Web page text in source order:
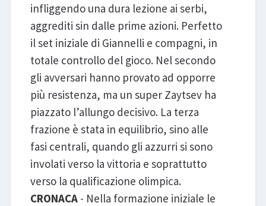
infliggendo una dura lezione ai serbi,
aggrediti sin dalle prime azioni. Perfetto
il set iniziale di Giannelli e compagni, in
totale controllo del gioco. Nel secondo
gli avversari hanno provato ad opporre
più resistenza, ma un super Zaytsev ha
piazzato l’allungo decisivo. La terza
frazione è stata in equilibrio, sino alle
fasi centrali, quando gli azzurri si sono
involati verso la vittoria e soprattutto
verso la qualificazione olimpica.
CRONACA- Nella formazione iniziale le